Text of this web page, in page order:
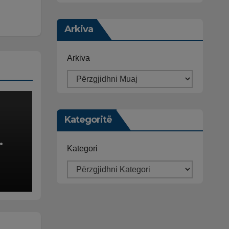
Arkiva
Arkiva
Kategoritë
Kategori